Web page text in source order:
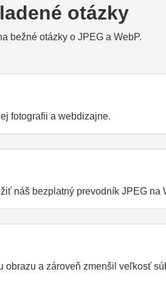
otázky
bežné otázky o JPEG a WebP.
fotografii a webdizajne.
náš bezplatný prevodník JPEG na
a zároveň zmenšil veľkosť